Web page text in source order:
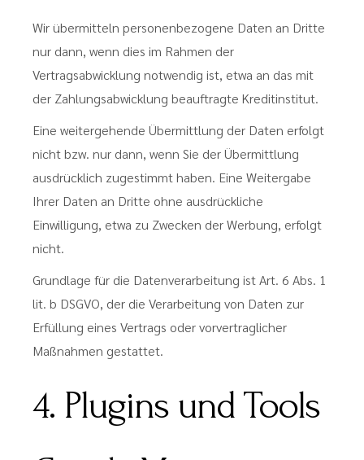
Wir übermitteln personenbezogene Daten an Dritte
nur dann, wenn dies im Rahmen der
Vertragsabwicklung notwendig ist, etwa an das mit
der Zahlungsabwicklung beauftragte Kreditinstitut.
Eine weitergehende Übermittlung der Daten erfolgt
nicht bzw. nur dann, wenn Sie der Übermittlung
ausdrücklich zugestimmt haben. Eine Weitergabe
Ihrer Daten an Dritte ohne ausdrückliche
Einwilligung, etwa zu Zwecken der Werbung, erfolgt
nicht.
Grundlage für die Datenverarbeitung ist Art. 6 Abs. 1
lit. b DSGVO, der die Verarbeitung von Daten zur
Erfüllung eines Vertrags oder vorvertraglicher
Maßnahmen gestattet.
4. Plugins und Tools